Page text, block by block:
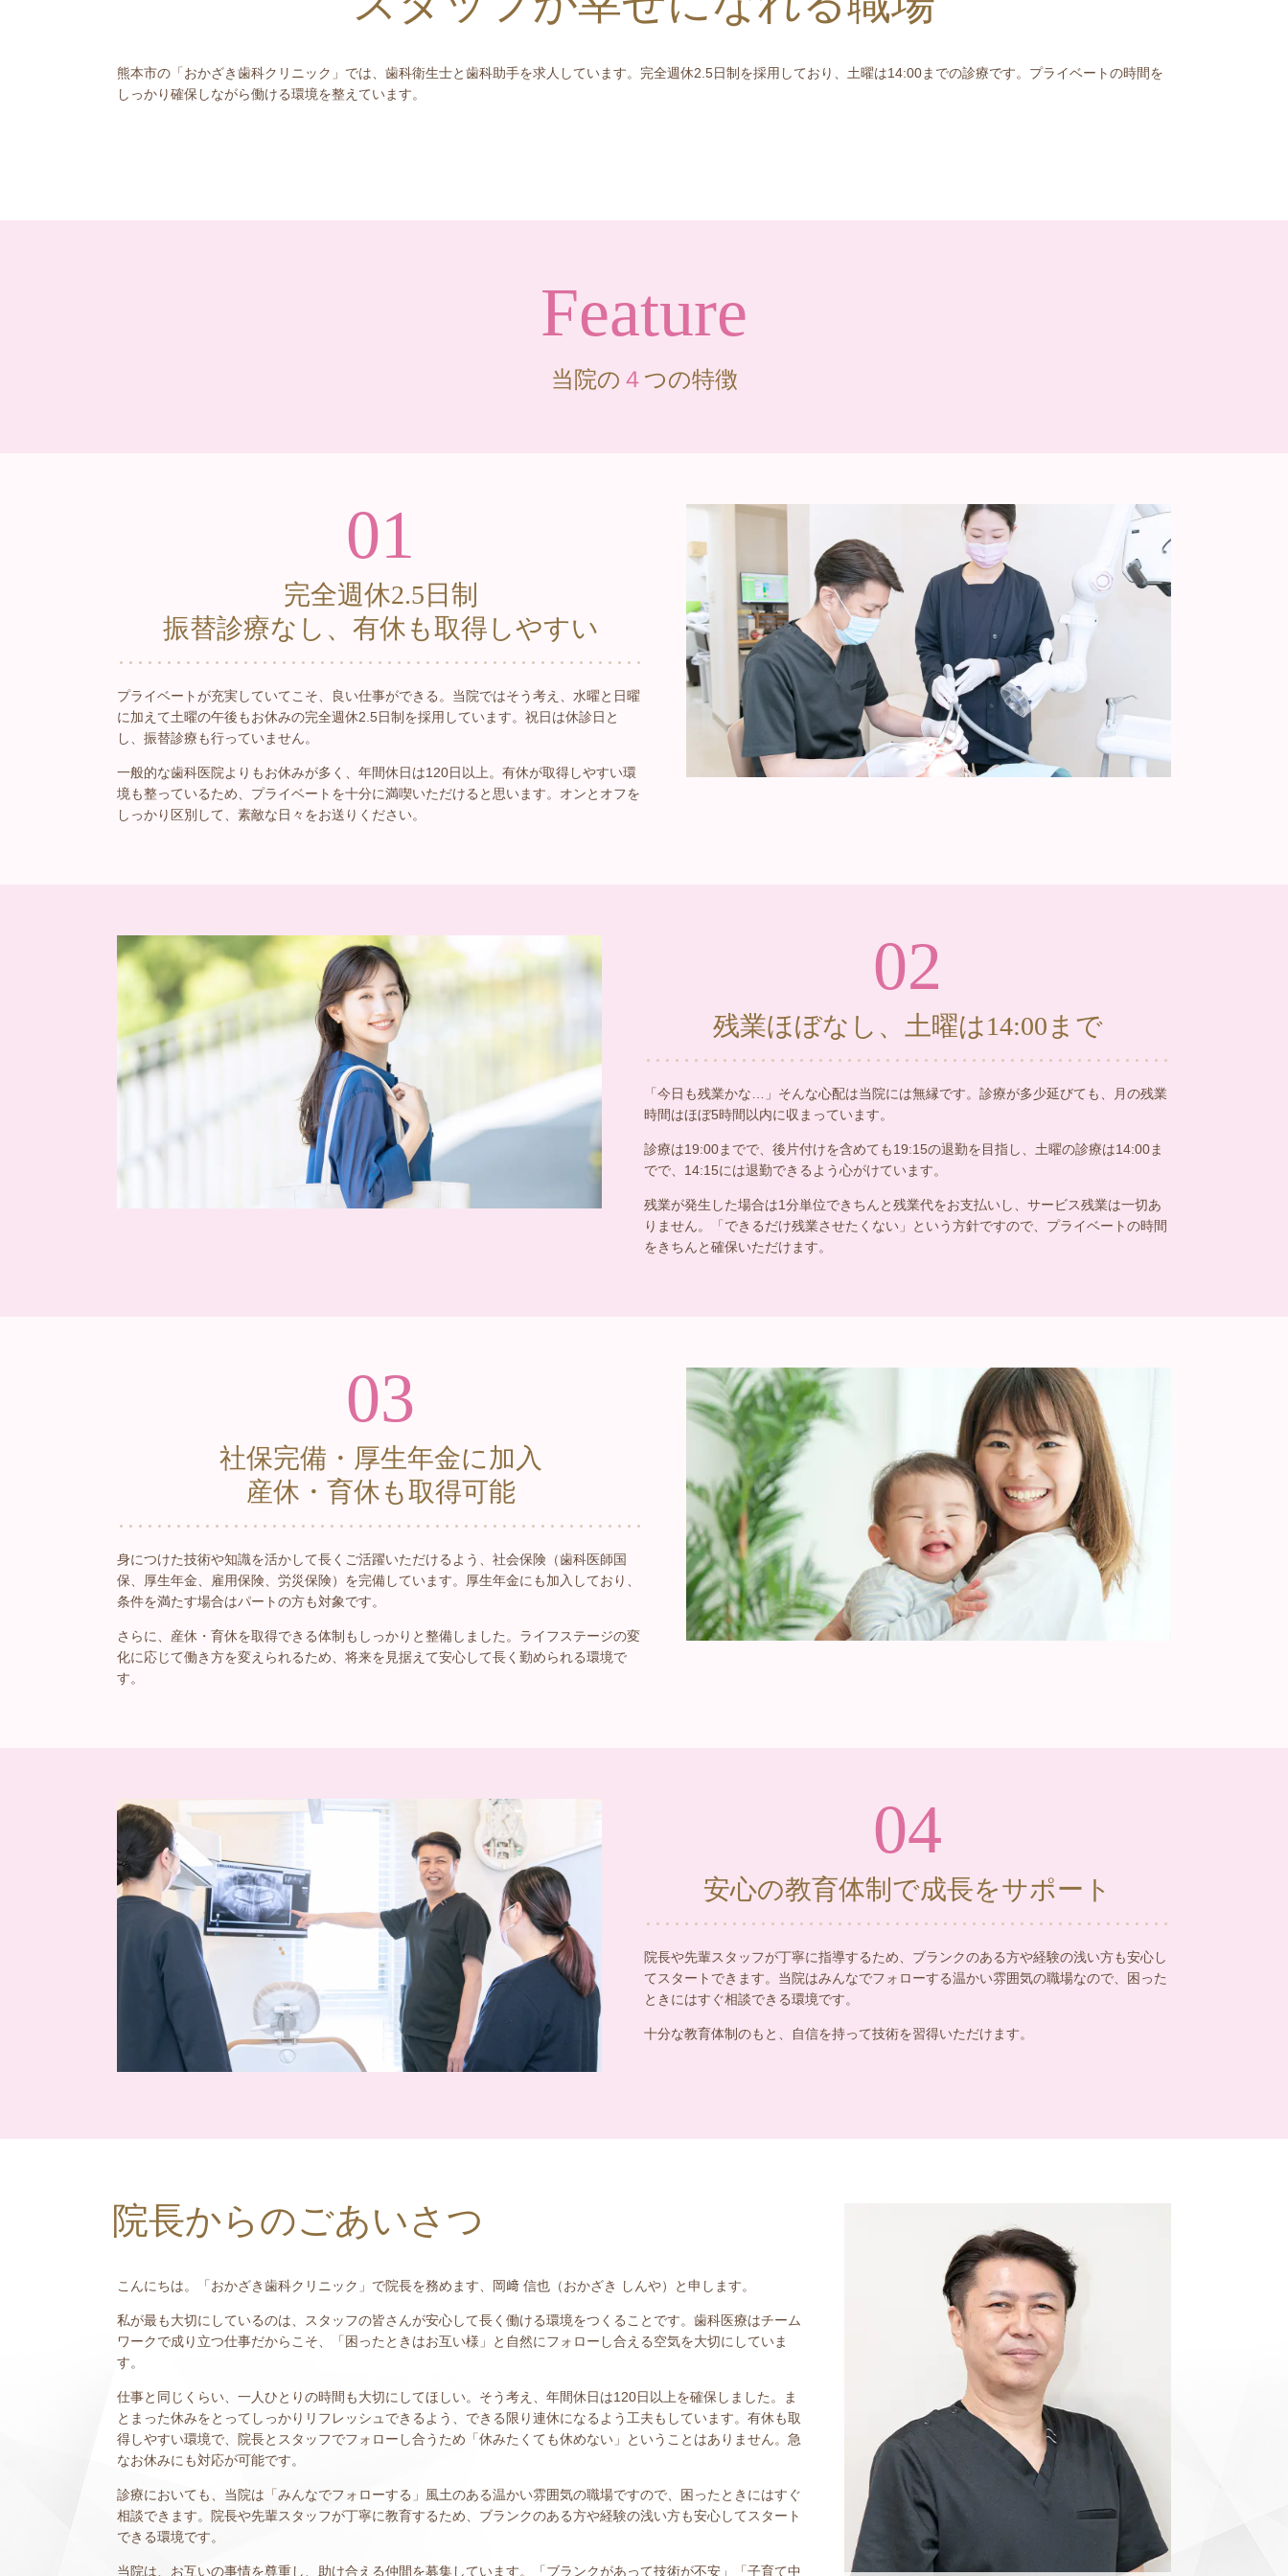
熊本市の「おかざき歯科クリニック」では、歯科衛生士と歯科助手を求人しています。完全週休2.5日制を採用しており、土曜は14:00までの診療です。プライベートの時間を
しっかり確保しながら働ける環境を整えています。
Feature
当院の ４ つの特徴
01
完全週休2.5日制
振替診療なし、有休も取得しやすい
プライベートが充実していてこそ、良い仕事ができる。当院ではそう考え、水曜と日曜
に加えて土曜の午後もお休みの完全週休2.5日制を採用しています。祝日は休診日と
し、振替診療も行っていません。
一般的な歯科医院よりもお休みが多く、年間休日は120日以上。有休が取得しやすい環
境も整っているため、プライベートを十分に満喫いただけると思います。オンとオフを
しっかり区別して、素敵な日々をお送りください。
02
残業ほぼなし、土曜は14:00まで
「今日も残業かな…」そんな心配は当院には無縁です。診療が多少延びても、月の残業
時間はほぼ5時間以内に収まっています。
診療は19:00までで、後片付けを含めても19:15の退勤を目指し、土曜の診療は14:00ま
でで、14:15には退勤できるよう心がけています。
残業が発生した場合は1分単位できちんと残業代をお支払いし、サービス残業は一切あ
りません。「できるだけ残業させたくない」という方針ですので、プライベートの時間
をきちんと確保いただけます。
03
社保完備・厚生年金に加入
産休・育休も取得可能
身につけた技術や知識を活かして長くご活躍いただけるよう、社会保険（歯科医師国
保、厚生年金、雇用保険、労災保険）を完備しています。厚生年金にも加入しており、
条件を満たす場合はパートの方も対象です。
さらに、産休・育休を取得できる体制もしっかりと整備しました。ライフステージの変
化に応じて働き方を変えられるため、将来を見据えて安心して長く勤められる環境で
す。
04
安心の教育体制で成長をサポート
院長や先輩スタッフが丁寧に指導するため、ブランクのある方や経験の浅い方も安心し
てスタートできます。当院はみんなでフォローする温かい雰囲気の職場なので、困った
ときにはすぐ相談できる環境です。
十分な教育体制のもと、自信を持って技術を習得いただけます。
院長からのごあいさつ
こんにちは。「おかざき歯科クリニック」で院長を務めます、岡﨑 信也（おかざき しんや）と申します。
私が最も大切にしているのは、スタッフの皆さんが安心して長く働ける環境をつくることです。歯科医療はチーム
ワークで成り立つ仕事だからこそ、「困ったときはお互い様」と自然にフォローし合える空気を大切にしていま
す。
仕事と同じくらい、一人ひとりの時間も大切にしてほしい。そう考え、年間休日は120日以上を確保しました。ま
とまった休みをとってしっかりリフレッシュできるよう、できる限り連休になるよう工夫もしています。有休も取
得しやすい環境で、院長とスタッフでフォローし合うため「休みたくても休めない」ということはありません。急
なお休みにも対応が可能です。
診療においても、当院は「みんなでフォローする」風土のある温かい雰囲気の職場ですので、困ったときにはすぐ
相談できます。院長や先輩スタッフが丁寧に教育するため、ブランクのある方や経験の浅い方も安心してスタート
できる環境です。
当院は、お互いの事情を尊重し、助け合える仲間を募集しています。「ブランクがあって技術が不安」「子育て中